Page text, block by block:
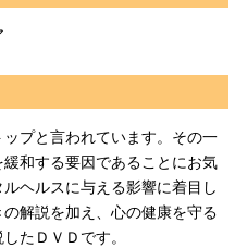
プと言われています。その一
和する要因であることにお気
ヘルスに与える影響に着目し
解説を加え、心の健康を守る
たＤＶＤです。